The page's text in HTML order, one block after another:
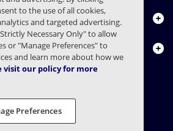
Recht
to the use of all cookies,
and targeted advertising.
Necessary Only" to allow
or "Manage Preferences" to
and learn more about how we
visit our policy for more
Preferences